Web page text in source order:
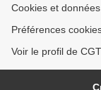
Cookies et
Préférences
Voir le profil de